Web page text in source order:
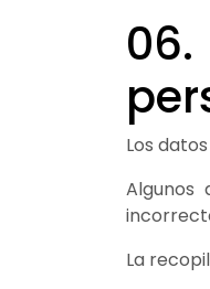
Los
Algunos
La